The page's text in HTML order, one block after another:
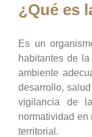
¿Qué es
Es un
habitantes de
ambiente
desarrollo,
vigilancia de
normatividad en
territorial.